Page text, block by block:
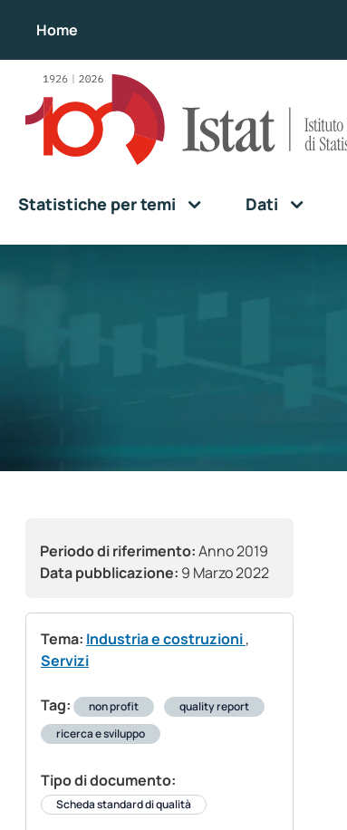
Home
Statistiche per temi Dati
Periodo di riferimento:Anno 2019
Data pubblicazione: 9 Marzo 2022
Tema: Industria e costruzioni,
Servizi
Tag: non profit
quality report
ricerca e sviluppo
Tipo di documento:
Scheda standard di qualità